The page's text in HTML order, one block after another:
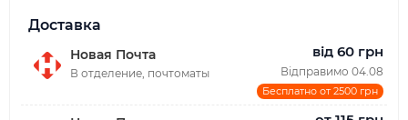
Доставка
Новая Почта
В отделение, почтоматы
від 60 грн
Відправимо 04.08
Бесплатно от 2500 грн